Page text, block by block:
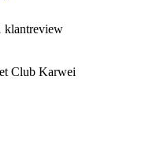
klantreview
Club Karwei